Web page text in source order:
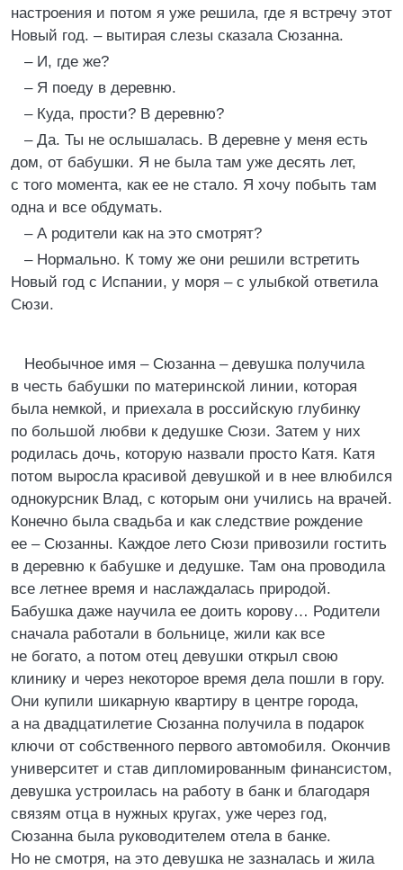
настроения и потом я уже решила, где я встречу этот
Новый год. – вытирая слезы сказала Сюзанна.
– И, где же?
– Я поеду в деревню.
– Куда, прости? В деревню?
– Да. Ты не ослышалась. В деревне у меня есть
дом, от бабушки. Я не была там уже десять лет,
с того момента, как ее не стало. Я хочу побыть там
одна и все обдумать.
– А родители как на это смотрят?
– Нормально. К тому же они решили встретить
Новый год с Испании, у моря – с улыбкой ответила
Сюзи.
Необычное имя – Сюзанна – девушка получила
в честь бабушки по материнской линии, которая
была немкой, и приехала в российскую глубинку
по большой любви к дедушке Сюзи. Затем у них
родилась дочь, которую назвали просто Катя. Катя
потом выросла красивой девушкой и в нее влюбился
однокурсник Влад, с которым они учились на врачей.
Конечно была свадьба и как следствие рождение
ее – Сюзанны. Каждое лето Сюзи привозили гостить
в деревню к бабушке и дедушке. Там она проводила
все летнее время и наслаждалась природой.
Бабушка даже научила ее доить корову… Родители
сначала работали в больнице, жили как все
не богато, а потом отец девушки открыл свою
клинику и через некоторое время дела пошли в гору.
Они купили шикарную квартиру в центре города,
а на двадцатилетие Сюзанна получила в подарок
ключи от собственного первого автомобиля. Окончив
университет и став дипломированным финансистом,
девушка устроилась на работу в банк и благодаря
связям отца в нужных кругах, уже через год,
Сюзанна была руководителем отела в банке.
Но не смотря, на это девушка не зазналась и жила